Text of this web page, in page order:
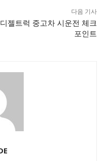
다음 기사
디젤트럭 중고차 시운전 체크
포인트